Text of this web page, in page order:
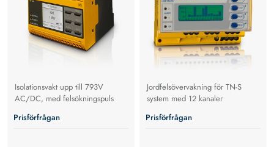
Isolationsvakt upp till 793V
AC/DC, med felsökningspuls
Prisförfrågan
Jordfelsövervakning för TN-S
system med 12 kanaler
Prisförfrågan